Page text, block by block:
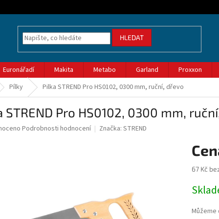
HLEDAT
Euronářadí Makita Metabo Garland Proxxon
Pílky Pilka STREND Pro HS0102, 0300 mm, ruční, dřevo
STREND Pro HS0102, 0300 mm,
Podrobnosti hodnocení Značka: STREND
67 Kč
cena:
Můžeme